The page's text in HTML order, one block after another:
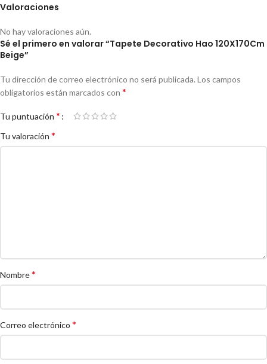
Valoraciones
No hay valoraciones aún.
Sé el primero en valorar “Tapete Decorativo Hao 120X170Cm
Beige”
Tu dirección de correo electrónico no será publicada. Los campos
obligatorios están marcados con *
Tu puntuación *
Tu valoración *
Nombre*
Correo electrónico *